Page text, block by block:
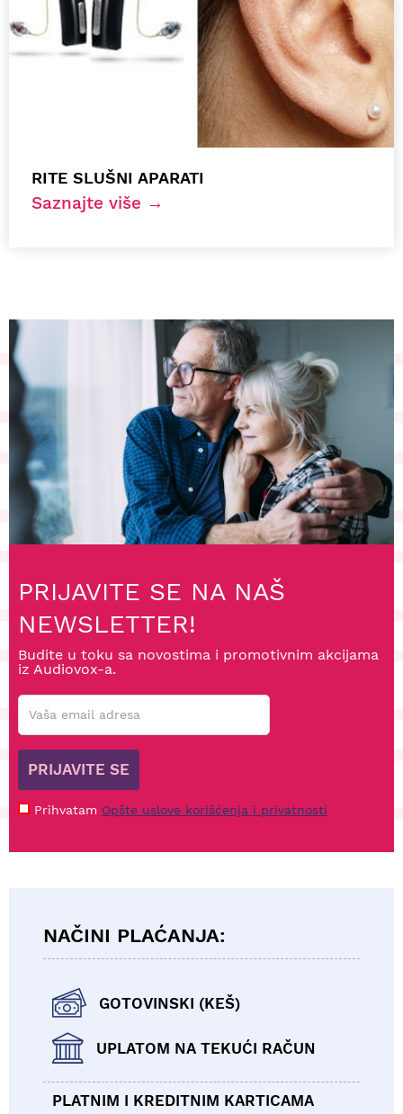
RITE SLUŠNI APARATI
Saznajte više →
PRIJAVITE SE NA NAŠ
NEWSLETTER!
Budite u toku sa novostima i promotivnim akcijama
iz Audiovox-a.
PRIJAVITE SE
Prihvatam Opšte uslove korišćenja i privatnosti
NAČINI PLAĆANJA:
GOTOVINSKI (KEŠ)
UPLATOM NA TEKUĆI RAČUN
PLATNIM I KREDITNIM KARTICAMA